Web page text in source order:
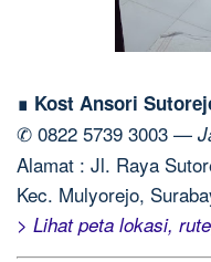
∎ Kost Ansori
✆ 0822 5739 3003 —
Alamat : Jl. Raya
Kec. Mulyorejo,
> Lihat peta lokasi,